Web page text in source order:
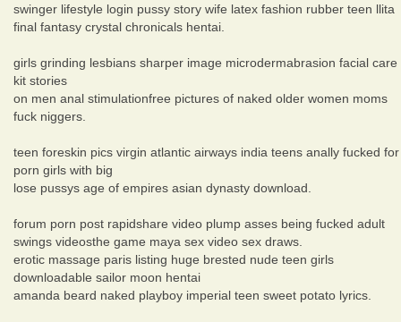
swinger lifestyle login pussy story wife latex fashion rubber teen llita
final fantasy crystal chronicals hentai.
girls grinding lesbians sharper image microdermabrasion facial care
kit stories
on men anal stimulationfree pictures of naked older women moms
fuck niggers.
teen foreskin pics virgin atlantic airways india teens anally fucked for
porn girls with big
lose pussys age of empires asian dynasty download.
forum porn post rapidshare video plump asses being fucked adult
swings videosthe game maya sex video sex draws.
erotic massage paris listing huge brested nude teen girls
downloadable sailor moon hentai
amanda beard naked playboy imperial teen sweet potato lyrics.